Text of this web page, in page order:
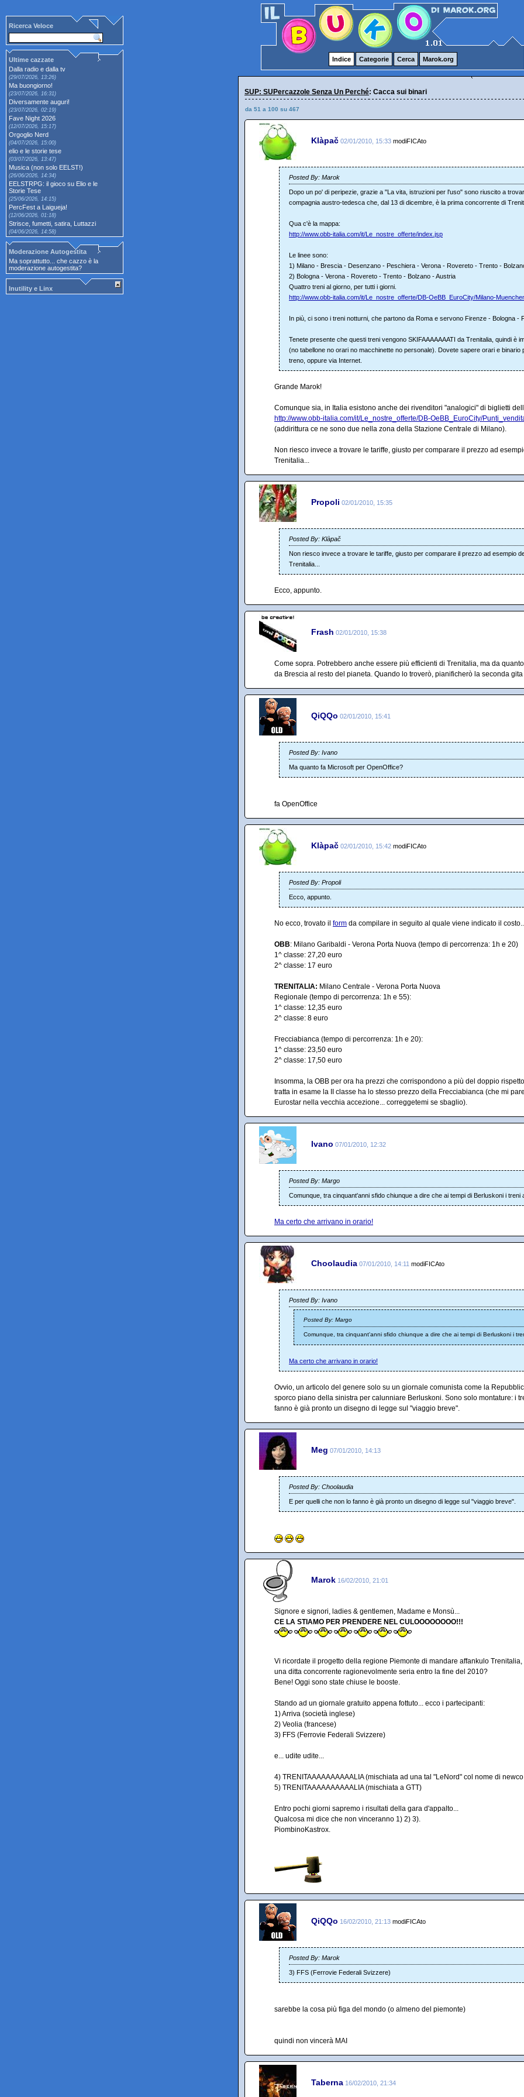
Indice Categorie Cerca Marok.org
Ricerca Veloce
Ultime cazzate
Dalla radio e dalla tv
(29/07/2026, 13:26)
Ma buongiorno!
(23/07/2026, 16:31)
Diversamente auguri!
(23/07/2026, 02:19)
Fave Night 2026
(12/07/2026, 15:17)
Orgoglio Nerd
(04/07/2026, 15:00)
elio e le storie tese
(03/07/2026, 13:47)
Musica (non solo EELST!)
(26/06/2026, 14:34)
EELSTRPG: il gioco su Elio e le
Storie Tese
(25/06/2026, 14:15)
PercFest a Laigueja!
(12/06/2026, 01:18)
Strisce, fumetti, satira, Luttazzi
(04/06/2026, 14:58)
Moderazione Autogestita
Ma soprattutto... che cazzo è la
moderazione autogestita?
Inutility e Linx
SUP: SUPercazzole Senza Un Perché: Cacca sui binari
da 51 a 100 su 467
Klàpač 02/01/2010, 15:33 modiFICAto
Posted By: Marok
Dopo un po' di peripezie, grazie a "La vita, istruzioni per l'uso" sono riuscito a
compagnia austro-tedesca che, dal 13 di dicembre, è la prima concorrente di
Qua c'è la mappa:
http://www.obb-italia.com/it/Le_nostre_offerte/index.jsp
Le linee sono:
1) Milano - Brescia - Desenzano - Peschiera - Verona - Rovereto - Trento -
2) Bologna - Verona - Rovereto - Trento - Bolzano - Austria
Quattro treni al giorno, per tutti i giorni.
http://www.obb-italia.com/it/Le_nostre_offerte/DB-OeBB_EuroCity/Milano-
In più, ci sono i treni notturni, che partono da Roma e servono Firenze - Bologna -
Tenete presente che questi treni vengono SKIFAAAAAAATI da Trenitalia, quindi è
(no tabellone no orari no macchinette no personale). Dovete sapere orari e binario
treno, oppure via Internet.
Grande Marok!
Comunque sia, in Italia esistono anche dei rivenditori "analogici" di biglietti
http://www.obb-italia.com/it/Le_nostre_offerte/DB-OeBB_EuroCity/
(addirittura ce ne sono due nella zona della Stazione Centrale di Milano).
Non riesco invece a trovare le tariffe, giusto per comparare il prezzo ad
Trenitalia...
Propoli 02/01/2010, 15:35
Posted By: Klàpač
Non riesco invece a trovare le tariffe, giusto per comparare il prezzo ad esempio
Trenitalia...
Ecco, appunto.
Frash 02/01/2010, 15:38
Come sopra. Potrebbero anche essere più efficienti di Trenitalia, ma da
da Brescia al resto del pianeta. Quando lo troverò, pianificherò la seconda
QiQQo 02/01/2010, 15:41
Posted By: Ivano
Ma quanto fa Microsoft per OpenOffice?
fa OpenOffice
Klàpač 02/01/2010, 15:42 modiFICAto
Posted By: Propoli
Ecco, appunto.
No ecco, trovato il form da compilare in seguito al quale viene indicato il
OBB: Milano Garibaldi - Verona Porta Nuova (tempo di percorrenza: 1h e 20)
1^ classe: 27,20 euro
2^ classe: 17 euro
TRENITALIA: Milano Centrale - Verona Porta Nuova
Regionale (tempo di percorrenza: 1h e 55):
1^ classe: 12,35 euro
2^ classe: 8 euro
Frecciabianca (tempo di percorrenza: 1h e 20):
1^ classe: 23,50 euro
2^ classe: 17,50 euro
Insomma, la OBB per ora ha prezzi che corrispondono a più del doppio
tratta in esame la II classe ha lo stesso prezzo della Frecciabianca (che mi
Eurostar nella vecchia accezione... correggetemi se sbaglio).
Ivano 07/01/2010, 12:32
Posted By: Margo
Comunque, tra cinquant'anni sfido chiunque a dire che ai tempi di Berluskoni i treni
Ma certo che arrivano in orario!
Choolaudia 07/01/2010, 14:11 modiFICAto
Posted By: Ivano
Posted By: Margo
Comunque, tra cinquant'anni sfido chiunque a dire che ai tempi di Berluskoni i
Ma certo che arrivano in orario!
Ovvio, un articolo del genere solo su un giornale comunista come la
sporco piano della sinistra per calunniare Berluskoni. Sono solo montature: i
fanno è già pronto un disegno di legge sul "viaggio breve".
Meg 07/01/2010, 14:13
Posted By: Choolaudia
E per quelli che non lo fanno è già pronto un disegno di legge sul "viaggio breve".
Marok 16/02/2010, 21:01
Signore e signori, ladies & gentlemen, Madame e Monsù...
CE LA STIAMO PER PRENDERE NEL CULOOOOOOOO!!!
Vi ricordate il progetto della regione Piemonte di mandare affankulo
una ditta concorrente ragionevolmente seria entro la fine del 2010?
Bene! Oggi sono state chiuse le booste.
Stando ad un giornale gratuito appena fottuto... ecco i partecipanti:
1) Arriva (società inglese)
2) Veolia (francese)
3) FFS (Ferrovie Federali Svizzere)
e... udite udite...
4) TRENITAAAAAAAAAALIA (mischiata ad una tal "LeNord" col nome di
5) TRENITAAAAAAAAAALIA (mischiata a GTT)
Entro pochi giorni sapremo i risultati della gara d'appalto...
Qualcosa mi dice che non vinceranno 1) 2) 3).
PiombinoKastrox.
QiQQo 16/02/2010, 21:13 modiFICAto
Posted By: Marok
3) FFS (Ferrovie Federali Svizzere)
sarebbe la cosa più figa del mondo (o almeno del piemonte)
quindi non vincerà MAI
Taberna 16/02/2010, 21:34